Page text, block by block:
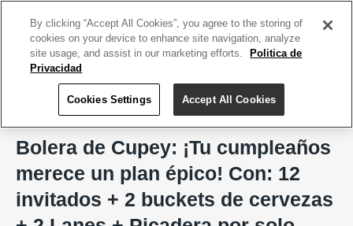
Bolera de Cupey
Bolera de Cupey: ¡Tu cumpleaños
merece un plan épico! Con: 12
invitados + 2 buckets de cervezas
By clicking “Accept All Cookies”, you agree to the storing of
cookies on your device to enhance site navigation, analyze
site usage, and assist in our marketing efforts.
Politica de
Privacidad
Cookies Settings Accept All Cookies